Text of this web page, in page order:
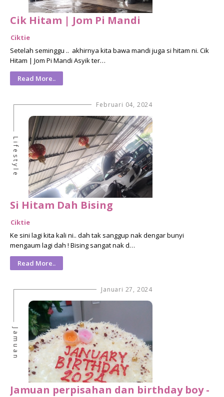
Cik Hitam | Jom Pi Mandi
Ciktie
Setelah seminggu .. akhirnya kita bawa mandi juga si hitam ni. Cik
Hitam | Jom Pi Mandi Asyik ter…
Read More..
Februari 04, 2024
Lifestyle
Si Hitam Dah Bising
Ciktie
Ke sini lagi kita kali ni.. dah tak sanggup nak dengar bunyi
mengaum lagi dah ! Bising sangat nak d…
Read More..
Januari 27, 2024
Jamuan
Jamuan perpisahan dan birthday boy -